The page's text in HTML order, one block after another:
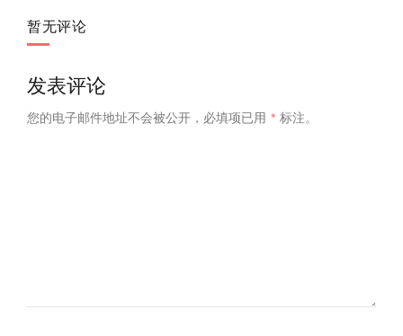
暂无评论
发表评论
您的电子邮件地址不会被公开， 必填项已用 * 标注。